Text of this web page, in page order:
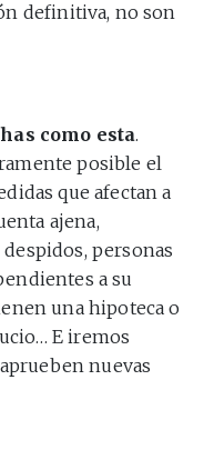
definitiva, no son
como esta.
posible el
que afectan a
ajena,
personas
a su
una hipoteca o
E iremos
nuevas